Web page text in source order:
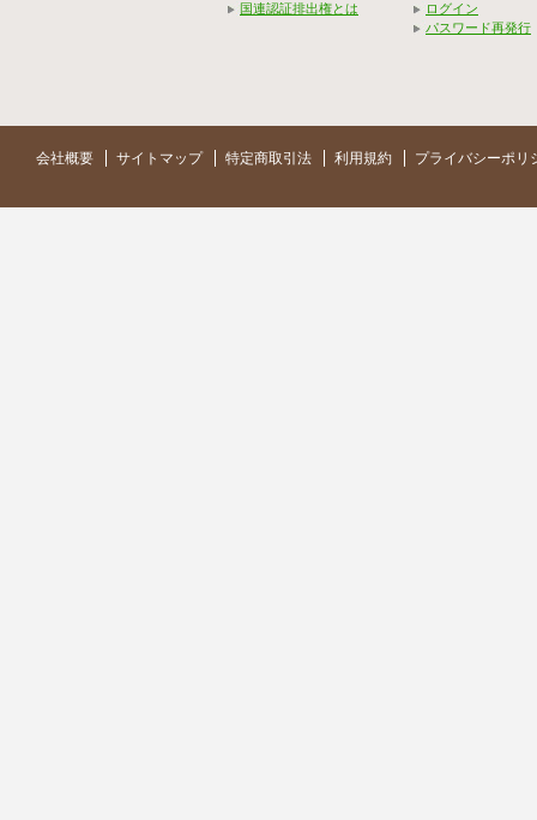
国連認証排出権とは
ログイン
パスワード再発行
会社概要 サイトマップ 特定商取引法 利用規約 プライバシーポリ